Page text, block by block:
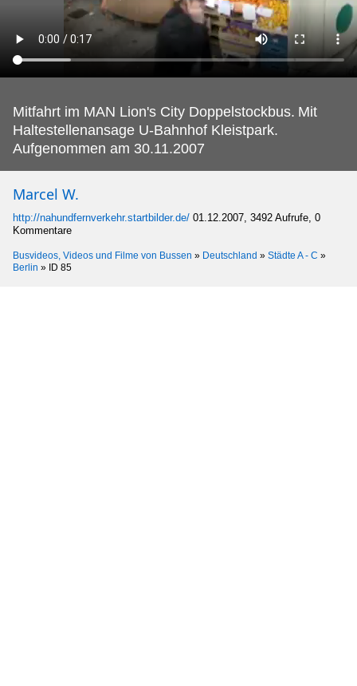
Mitfahrt im MAN Lion's City Doppelstockbus. Mit
Haltestellenansage U-Bahnhof Kleistpark.
Aufgenommen am 30.11.2007
Marcel W.
http://nahundfernverkehr.startbilder.de/ 01.12.2007, 3492 Aufrufe, 0
Kommentare
Busvideos, Videos und Filme von Bussen » Deutschland » Städte A - C »
Berlin » ID 85